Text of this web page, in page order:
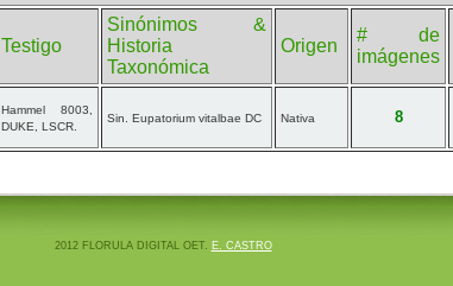
Testigo
Sinónimos &
Historia
Taxonómica
Origen
# de
imágenes
Hammel 8003,
DUKE, LSCR.
Sin. Eupatorium vitalbae DC Nativa 8
2012 FLORULA DIGITAL OET. E. CASTRO